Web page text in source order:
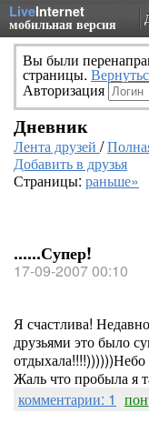
LiveInternet
мобильная версия
Вы были
страницы.
Авторизация
Дневник
Лента друзей /
Добавить в друзья
Страницы: раньше»
......Супер!
17-09-2007 00:10
Я счастлива!
друзьями это было
Жаль что пробыла я
комментарии: 1